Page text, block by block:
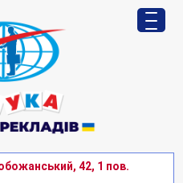
42, 1 пов.